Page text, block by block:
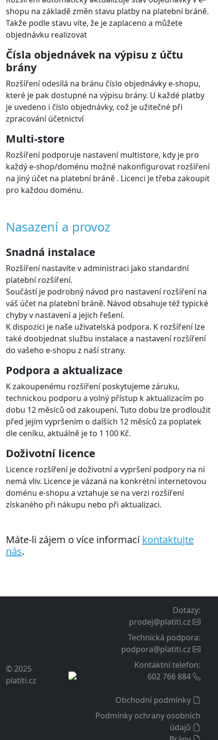
shopu na základě změn stavu platby na platební bráně.
Takže podle stavu víte, že je zaplaceno a můžete
objednávku realizovat
Čísla objednávek na výpisu z účtu
brány
Rozšíření odesílá na bránu číslo objednávky e-shopu,
které je pak dostupné na výpisu brány. U každé platby
je uvedeno i číslo objednávky, což je užitečné při
zpracování účetnictví
Multi-store
Rozšíření podporuje nastavení multistore, kdy je pro
každý e-shop/doménu možné nakonfigurovat rozšíření
na jiný účet na platební bráně . Licenci je třeba zakoupit
pro každou doménu.
Nasazení a provoz
Snadná instalace
Rozšíření nastavíte v administraci jako standardní
platební rozšíření.
Součástí je podrobný návod pro nastavení rozšíření na
váš účet na platební bráně. Návod obsahuje též typické
chyby v nastavení a jejich řešení.
K dispozici je naše uživatelská podpora. K rozšíření lze
také doobjednat službu instalace a nastavení rozšíření
do vašeho e-shopu z naší strany.
Podpora a aktualizace
K zakoupenému rozšíření poskytujeme záruku,
technickou podporu a volný přístup k aktualizacím po
dobu 12 měsíců od zakoupení. Tuto dobu lze prodloužit
před jejím vypršením o dalších 12 měsíců za poplatek
dle ceníku, aktuálně je to 1 100 Kč.
Doživotní licence
Licence rozšíření je doživotní a vypršení podpory na ní
nemá vliv. Licence je vázaná na konkrétní internetovou
doménu e-shopu a vztahuje se na verzi rozšíření
získaného při nákupu nebo při aktualizaci.
Máte-li zájem o více informacíkontaktujte
nás.
© 2025
platiti.cz
Dotazy:
prodej@platiti.cz
Technická podpora:
podpora@platiti.cz
Kontaktní telefon:
602 766 884
Obchodní podmínky
Podmínky ochrany osobních
údajů